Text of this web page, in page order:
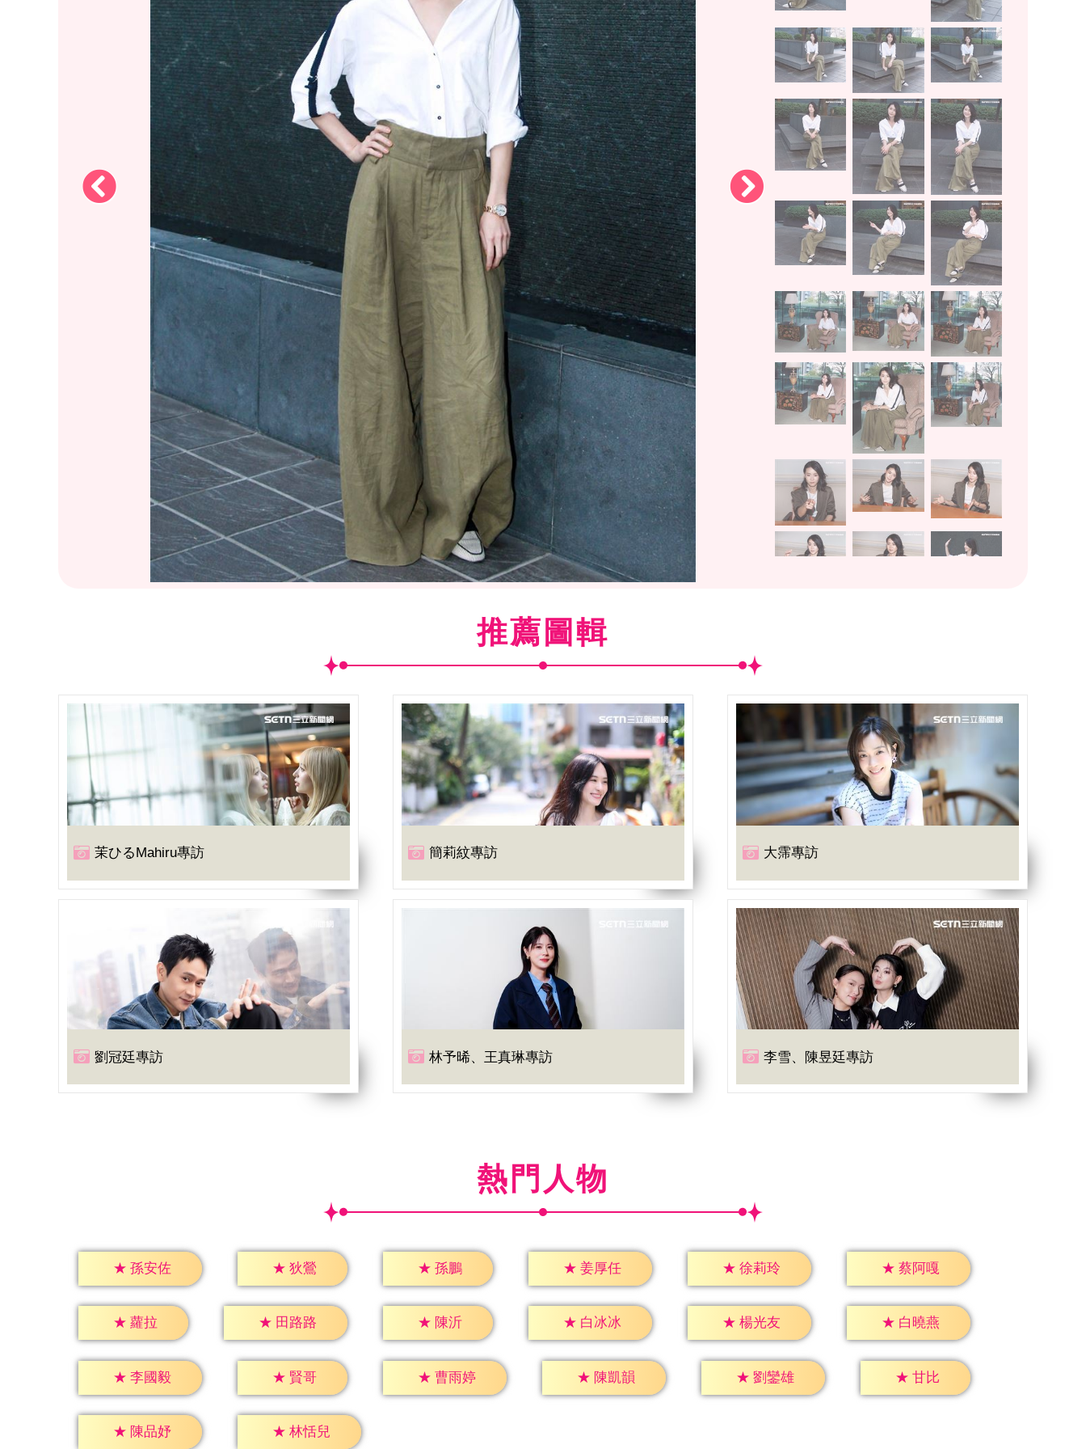
/31)鍾瑶接受三立新聞網專訪。（記者邱榮吉/攝影）
推薦圖輯
茉ひるMahiru專訪 簡莉紋專訪 大霈專訪
劉冠廷專訪 林予晞、王真琳專訪 李雪、陳昱廷專訪
熱門人物
★ 孫安佐 ★ 狄鶯 ★ 孫鵬 ★ 姜厚任 ★ 徐莉玲 ★ 蔡阿嘎
★ 蘿拉 ★ 田路路 ★ 陳沂 ★ 白冰冰 ★ 楊光友 ★ 白曉燕
★ 李國毅 ★ 賢哥 ★ 曹雨婷 ★ 陳凱韻 ★ 劉鑾雄 ★ 甘比
★ 陳品妤 ★ 林恬兒